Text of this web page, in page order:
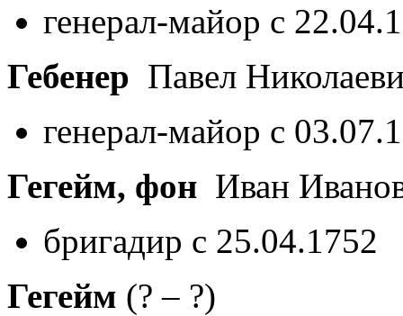
генерал-майор с
Гебенер Павел
генерал-майор с
Гегейм, фон Иван
бригадир с 25.04.1752
Гегейм (? – ?)